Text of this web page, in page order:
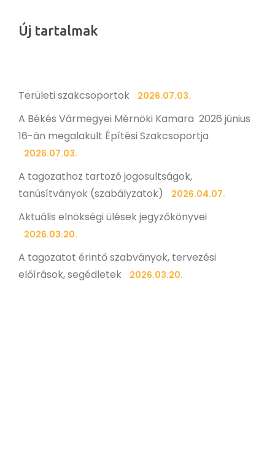
Új tartalmak
Területi szakcsoportok 2026.07.03.
A Békés Vármegyei Mérnöki Kamara 2026 június
16-án megalakult Építési Szakcsoportja
2026.07.03.
A tagozathoz tartozó jogosultságok,
tanúsítványok (szabályzatok)
2026.04.07.
Aktuális elnökségi ülések jegyzőkönyvei
2026.03.20.
A tagozatot érintő szabványok, tervezési
előírások, segédletek
2026.03.20.